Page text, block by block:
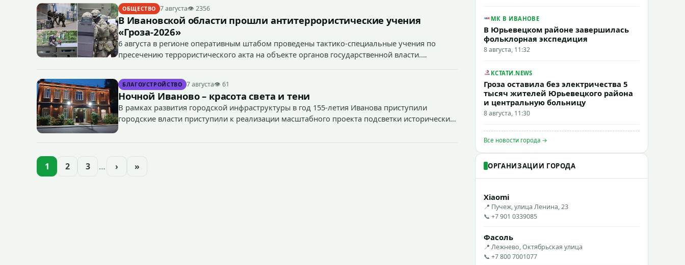
ОБЩЕСТВО 7 августа👁 2356
В Ивановской области прошли антитеррористические учения
«Гроза-2026»
6 августа в регионе оперативным штабом проведены тактико-специальные учения по
пресечению террористического акта на объекте органов государственной власти.
БЛАГОУСТРОЙСТВО 7 августа👁 61
Ночной Иваново – красота света и тени
В рамках развития городской инфраструктуры в год 155-летия Иванова приступили
городские власти приступили к реализации масштабного проекта подсветки исторических
1 2 3 … › »
МК В ИВАНОВЕ
В Юрьевецком районе завершилась
фольклорная экспедиция
8 августа, 11:32
КСТАТИ.NEWS
Гроза оставила без электричества 5
тысяч жителей Юрьевецкого района
и центральную больницу
8 августа, 11:30
Все новости города →
ОРГАНИЗАЦИИ ГОРОДА
Xiaomi
📍 Пучеж, улица Ленина, 23
📞 +7 901 0339085
Фасоль
📍 Лежнево, Октябрьская улица
📞 +7 800 7001077